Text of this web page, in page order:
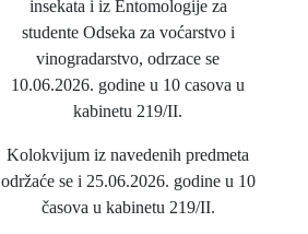
insekata i iz Entomologije za
studente Odseka za voćarstvo i
vinogradarstvo, odrzace se
10.06.2026. godine u 10 casova u
kabinetu 219/II.
Kolokvijum iz navedenih predmeta
održaće se i 25.06.2026. godine u 10
časova u kabinetu 219/II.